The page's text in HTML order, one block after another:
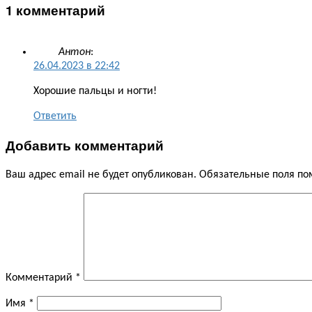
1 комментарий
Антон:
26.04.2023 в 22:42
Хорошие пальцы и ногти!
Ответить
Добавить комментарий
Ваш адрес email не будет опубликован. Обязательные поля
Комментарий *
Имя *